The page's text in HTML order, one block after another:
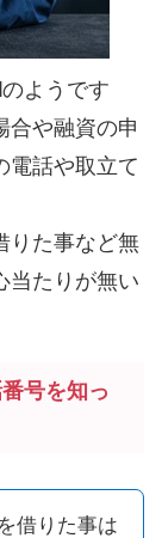
のようです
合や融資の申
電話や取立て
りた事など無
当たりが無い
号を知っ
借りた事は